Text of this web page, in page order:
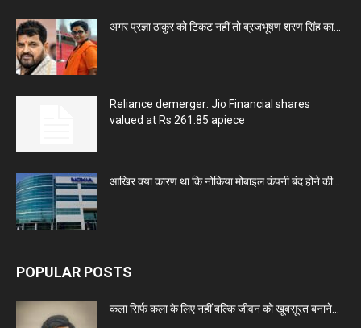
अगर प्रज्ञा ठाकुर को टिकट नहीं तो ब्रजभूषण शरण सिंह का...
Reliance demerger: Jio Financial shares
valued at Rs 261.85 apiece
आखिर क्या कारण था कि नोकिया मोबाइल कंपनी बंद होने की...
POPULAR POSTS
कला सिर्फ कला के लिए नहीं बल्कि जीवन को खूबसूरत बनाने...